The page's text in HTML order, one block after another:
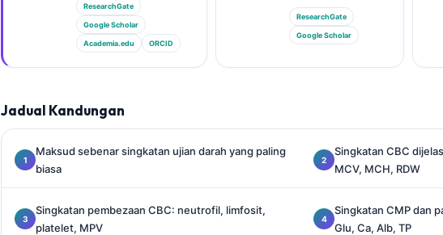
ResearchGate
Google Scholar
Academia.edu ORCID
ResearchGate
Google Scholar
Jadual Kandungan
Maksud sebenar singkatan ujian darah yang paling
biasa
Singkatan CBC
MCV, MCH, RDW
Singkatan pembezaan CBC: neutrofil, limfosit,
platelet, MPV
Singkatan CMP dan
Glu, Ca, Alb, TP